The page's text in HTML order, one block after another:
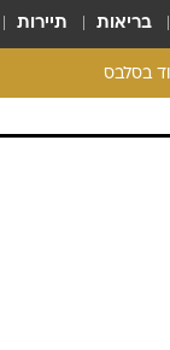
בריאות תיירות
בסלבס